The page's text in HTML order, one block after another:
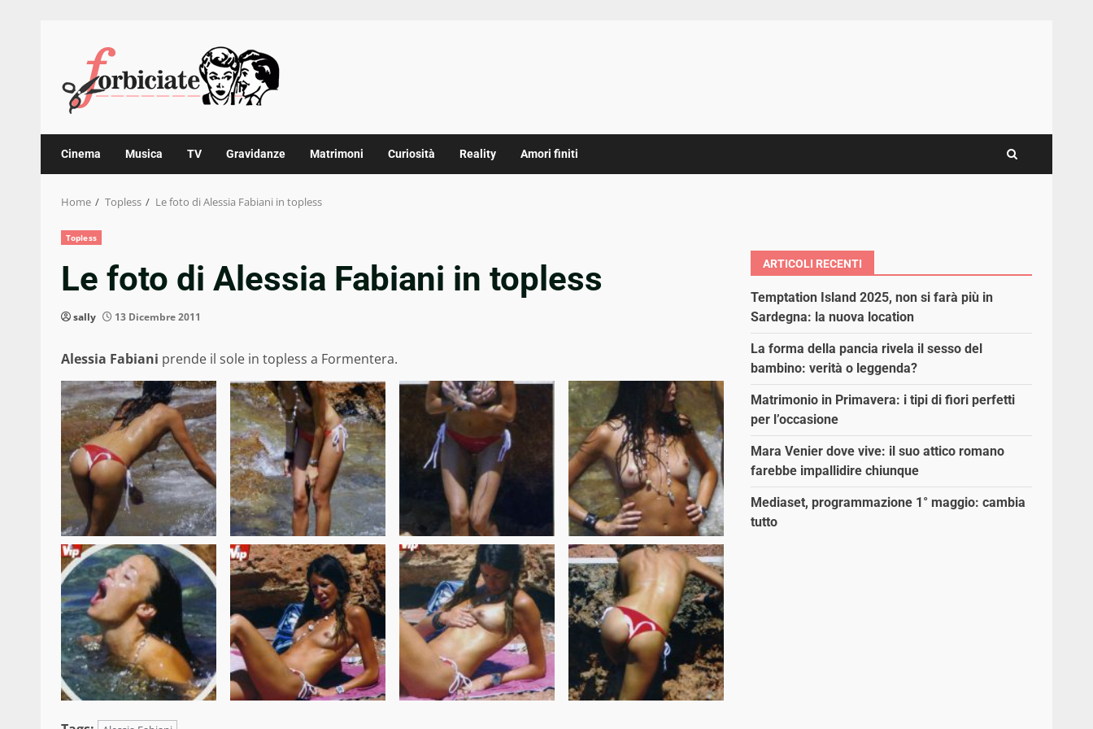
content
Cinema Musica TV Gravidanze Matrimoni Curiosità Reality Amori finiti
Home Topless Le foto di Alessia Fabiani in topless
Topless
Le foto di Alessia Fabiani in topless
sally 13 Dicembre 2011
Alessia Fabiani prende il sole in topless a Formentera.
ARTICOLI RECENTI
Temptation Island 2025, non si farà più in
Sardegna: la nuova location
La forma della pancia rivela il sesso del
bambino: verità o leggenda?
Matrimonio in Primavera: i tipi di fiori perfetti
per l’occasione
Mara Venier dove vive: il suo attico romano
farebbe impallidire chiunque
Mediaset, programmazione 1° maggio: cambia
tutto